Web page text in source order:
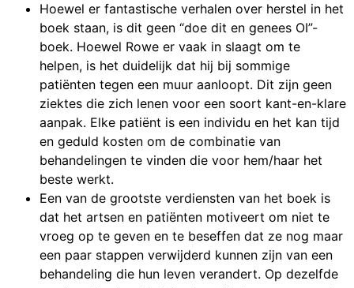
Hoewel er fantastische verhalen over herstel in het
boek staan, is dit geen “doe dit en genees OI”-
boek. Hoewel Rowe er vaak in slaagt om te
helpen, is het duidelijk dat hij bij sommige
patiënten tegen een muur aanloopt. Dit zijn geen
ziektes die zich lenen voor een soort kant-en-klare
aanpak. Elke patiënt is een individu en het kan tijd
en geduld kosten om de combinatie van
behandelingen te vinden die voor hem/haar het
beste werkt.
Een van de grootste verdiensten van het boek is
dat het artsen en patiënten motiveert om niet te
vroeg op te geven en te beseffen dat ze nog maar
een paar stappen verwijderd kunnen zijn van een
behandeling die hun leven verandert. Op dezelfde